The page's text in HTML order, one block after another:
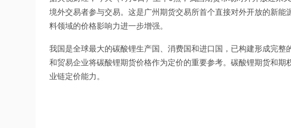
境外交易者参与交易。这是广州期货交易所首个直接对外开放的新
料领域的价格影响力进一步增强。
我国是全球最大的碳酸锂生产国、消费国和进口国，已构建形成完
和贸易企业将碳酸锂期货价格作为定价的重要参考。碳酸锂期货和
业链定价能力。